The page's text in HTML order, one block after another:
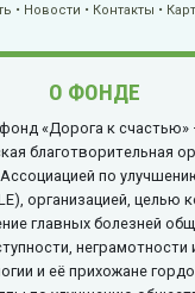
Новости Контакты
О ФОНДЕ
«Дорога к счастью»
благотворительная
по
организацией, целью
главных болезней
неграмотности
и её прихожане